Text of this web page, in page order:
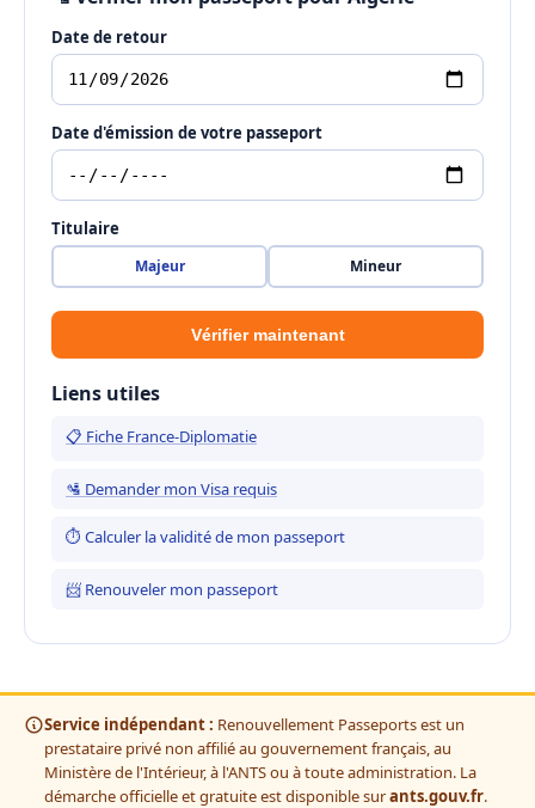
Date de retour
Date d'émission de votre passeport
Titulaire
Majeur Mineur
Vérifier maintenant
Liens utiles
📋 Fiche France-Diplomatie
🛂 Demander mon Visa requis
⏱ Calculer la validité de mon passeport
📨 Renouveler mon passeport
Service indépendant : Renouvellement Passeports est un
prestataire privé non affilié au gouvernement français, au
Ministère de l'Intérieur, à l'ANTS ou à toute administration. La
démarche officielle et gratuite est disponible surants.gouv.fr.